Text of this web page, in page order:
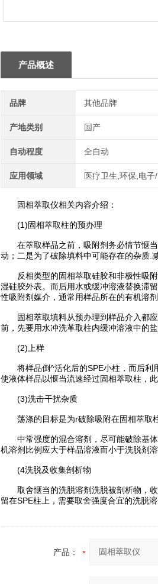
产品概述
品牌 其他品牌
产地类别 国产
自动程度 全自动
应用领域 医疗卫生,环保,电子
固相萃取仪相关内容介绍：
(1)固相萃取柱的预办理
在萃取样品之前，吸附剂务必情节惬当
动；二是为了破除填料中可能存在的杂质.
反相类型的固相萃取硅胶和非极性吸附
湿硅胶外表。而后用水或缓冲溶液替换滞
性吸附剂媒介，通常用样品所在的有机溶
固相萃取填料从预办理到样品介入都应
前，先要用水冲洗革取柱内缓冲溶液中的盐
(2)上样
将样品倒^活化后的SPE小柱，而后利
使液体样品以惬当流速经过固相萃取柱，
(3)洗击干扰杂质
荡涤的目标是为r破除吸附在固相萃取
中常强度的混合溶剂，尽可能破除基体
机溶剂比例应大于样品溶液而小于洗脱剂溶
(4洗脱及收集剖析物
取舍惬当的洗脱溶剂洗脱被剖析物，收
留在SPE柱上，需要取舍强度合宜的洗脱溶
产品：